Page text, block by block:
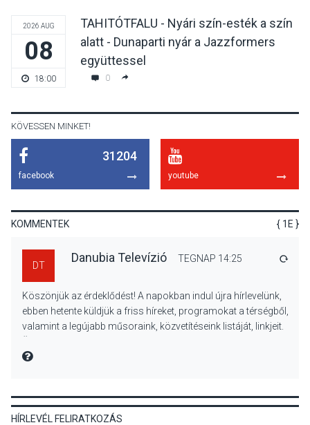
KULTÚRA
Különleges nyári élményt
kínálnak a szabadtéri
előadások a Skanzenben
KÖZÉLET 2026 AUG 05
Szeptembertől emelkednek
2026 AUG
08
18:00
TAHITÓTFALU - Nyári szín-esték a szín
alatt - Dunaparti nyár a Jazzformers
együttessel
0
KÖVESSEN MINKET!
31204
facebook youtube
KOMMENTEK { 1E }
DT
Danubia Televízió TEGNAP 14:25
Köszönjük az érdeklődést! A napokban indul újra hírlevelünk,
ebben hetente küldjük a friss híreket, programokat a térségből,
valamint a legújabb műsoraink, közvetítéseink listáját, linkjeit.
MIRE MONDTA
HÍRLEVÉL FELIRATKOZÁS